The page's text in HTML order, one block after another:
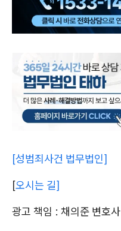
[성범죄사건 법무법인]
[오시는 길]
광고 책임 : 채의준 변호사